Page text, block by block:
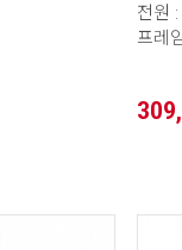
전원
프레